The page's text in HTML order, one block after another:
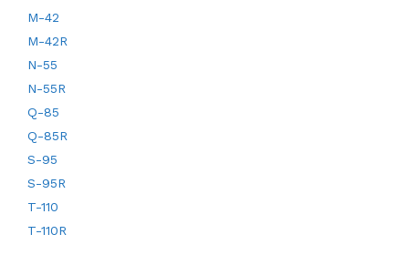
M-42
M-42R
N-55
N-55R
Q-85
Q-85R
S-95
S-95R
T-110
T-110R